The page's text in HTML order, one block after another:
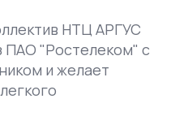
НТЦ АРГУС
ПАО "Ростелеком" с
и желает